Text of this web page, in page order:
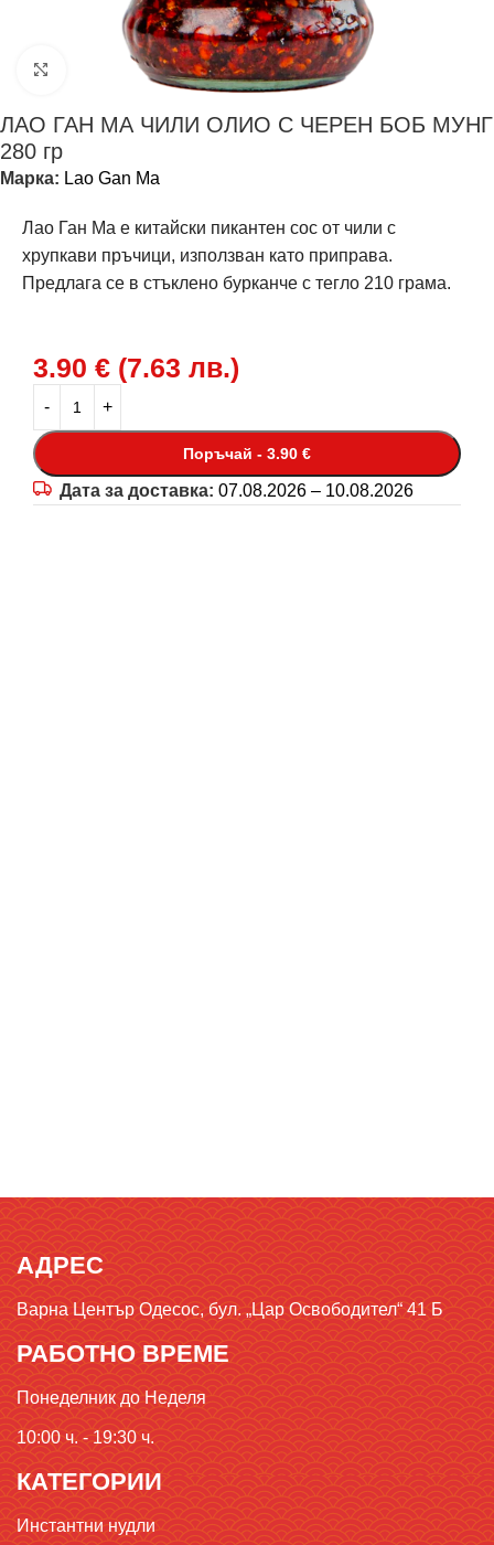
Щракнете за уголемяване
ЛАО ГАН МА ЧИЛИ ОЛИО С ЧЕРЕН БОБ МУНГ
280 гр
Марка: Lao Gan Ma
Лао Ган Ма е китайски пикантен сос от чили с
хрупкави пръчици, използван като приправа.
Предлага се в стъклено бурканче с тегло 210 грама.
3.90 € (7.63 лв.)
Поръчай - 3.90 €
Дата за доставка: 07.08.2026 – 10.08.2026
АДРЕС
Варна Център Одесос, бул. „Цар Освободител“ 41 Б
РАБОТНО ВРЕМЕ
Понеделник до Неделя
10:00 ч. - 19:30 ч.
КАТЕГОРИИ
Инстантни нудли